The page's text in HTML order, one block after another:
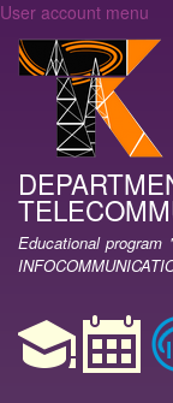
User account menu
Educational program